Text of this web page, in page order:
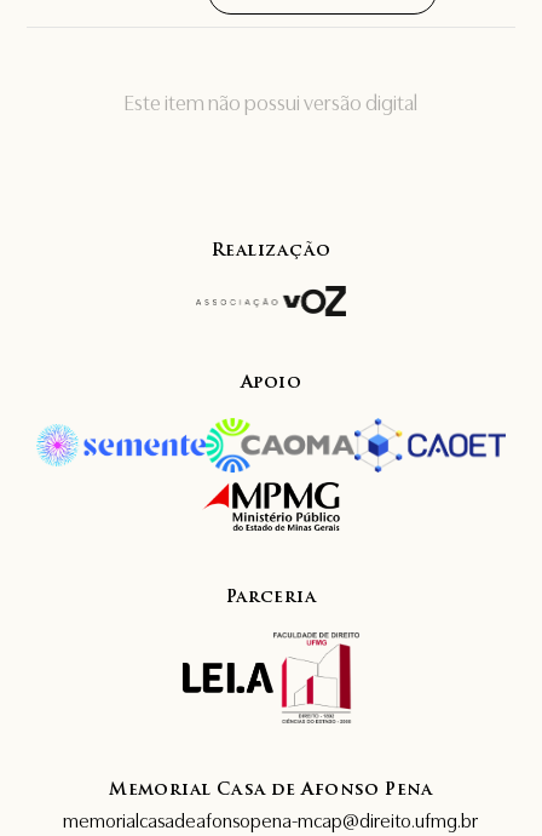
Este item não possui versão digital
Realização
Apoio
Parceria
Memorial Casa de Afonso Pena
memorialcasadeafonsopena-mcap@direito.ufmg.br